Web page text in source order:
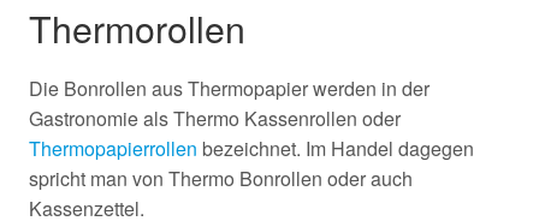
Thermorollen
Die Bonrollen aus Thermopapier werden in der
Gastronomie als Thermo Kassenrollen oder
Thermopapierrollen bezeichnet. Im Handel dagegen
spricht man von Thermo Bonrollen oder auch
Kassenzettel.